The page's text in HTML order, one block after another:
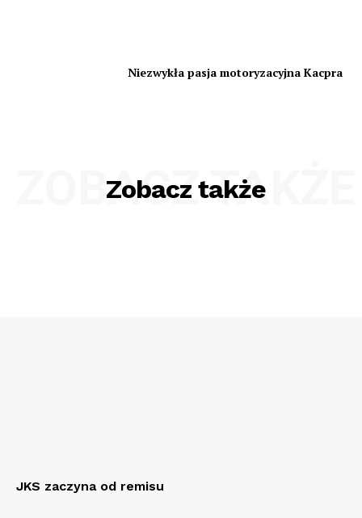
Niezwykła pasja motoryzacyjna Kacpra
Zobacz także
ZOBACZ TAKŻE
JKS zaczyna od remisu